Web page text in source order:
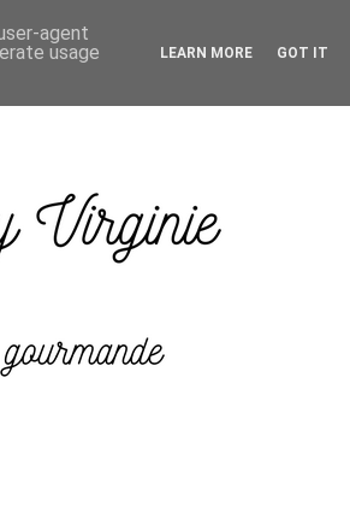
agent
usage
LEARN MORE GOT IT